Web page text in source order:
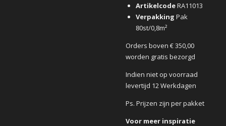
ArtikelcodeRA11013
Verpakking Pak
80st/0,8m²
Orders boven € 350,00
worden gratis bezorgd
Indien niet op voorraad
levertijd 12 Werkdagen
Ps. Prijzen zijn per pakket
Voor meer inspiratie